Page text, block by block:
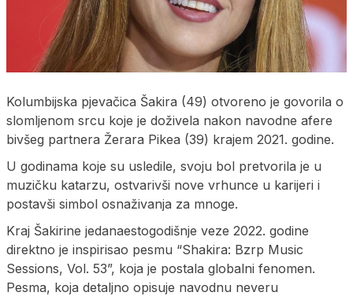
Kolumbijska pjevačica Šakira (49) otvoreno je govorila o
slomljenom srcu koje je doživela nakon navodne afere
bivšeg partnera Žerara Pikea (39) krajem 2021. godine.
U godinama koje su usledile, svoju bol pretvorila je u
muzičku katarzu, ostvarivši nove vrhunce u karijeri i
postavši simbol osnaživanja za mnoge.
Kraj Šakirine jedanaestogodišnje veze 2022. godine
direktno je inspirisao pesmu “Shakira: Bzrp Music
Sessions, Vol. 53”, koja je postala globalni fenomen.
Pesma, koja detaljno opisuje navodnu neveru